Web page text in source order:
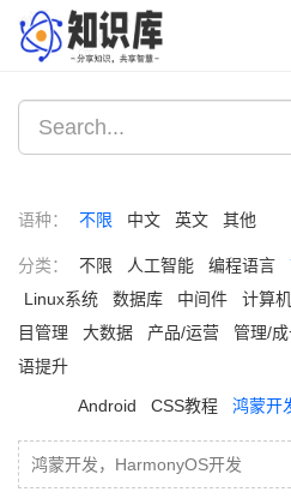
语种： 不限 中文 英文 其他
分类： 不限 人工智能 编程语言
Linux系统
数据库 中间件 计算
目管理
大数据 产品/运营 管理/
语提升
Android CSS教程 鸿蒙开
鸿蒙开发，HarmonyOS开发